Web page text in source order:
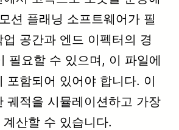
션 플래닝 소프트웨어가 필
공간과 엔드 이펙터의 경
필요할 수 있으며, 이 파일에
포함되어 있어야 합니다. 이
궤적을 시뮬레이션하고 가장
산할 수 있습니다.